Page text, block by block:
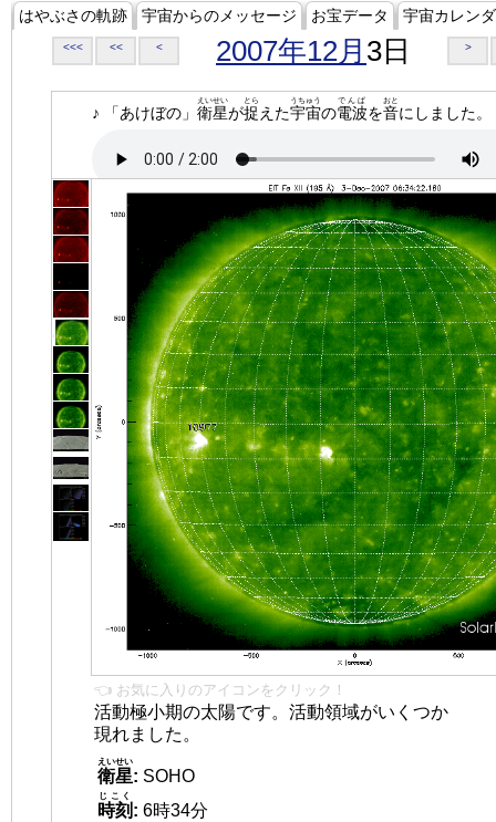
はやぶさの軌跡 宇宙からのメッセージ お宝データ 宇宙カレン
<<< << < 2007年12月 3日 >
♪ 「あけぼの」 衛星
えいせい
が捉
とら
えた宇宙
うちゅう
の電波
でんぱ
を音
おと
にしました。
👈 お気に入りのアイコンをクリック！
活動極小期の太陽です。活動領域がいくつか
現れました。
衛星
えいせい
: SOHO
時刻
じこく
: 6時34分